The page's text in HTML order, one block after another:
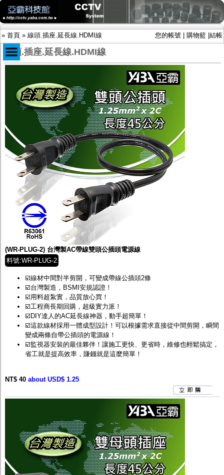
» 首頁 » 線頭.插座.延長線.HDMI線 您的帳號 購物籃 結帳
限時促銷特惠專案
IP網路攝影機及錄放影機
AHD DVR數位錄放影機
AHD半球型(適用屋內)
AHD中小型紅外線攝影機(適用騎樓、室內外)
AHD防護罩型攝影機(適用屋外，紅外線照射
距離遠）
AHD特殊功能型攝影機
旋轉型攝影機.旋轉台
傳統高解析攝影機
鏡頭
投光設備
防護罩及支架
多路攝影機單軸傳輸
監聽器.麥克風
網路設備
視訊轉換設備
雙絞線傳輸器
雜訊改善器
分配放大器
網路線用水晶頭
網路線
懶人線.同軸線.花線
線頭.插座.延長線.HDMI線
集線盒.防水盒.配線盒
變壓器.避雷器
轉接頭
偽裝嚇阻假監視器. 警示防盜貼紙
客訂商品
線頭.插座.延長線.HDMI線
(WR-PLUG-2) 台灣製AC帶線雙頭公插頭電源線
料號:WR-PLUG-2
☑️線材中間對半剪開，可變成帶線公插頭2條
☑️台灣製造，BSMI安規認證！
☑️用料超紮實，品質放心買！
☑️工程商長期回購，超級實力派！
☑️DIY達人的AC延長線神器，動手超簡單！
☑️這款線材採用一體成型設計！可以根據需求直接從中間剪開，瞬間
變成兩條自帶公插頭的電源線！
☑️監視器安裝的最佳夥伴！讓施工更快、更省時，維修也輕鬆搞定，
省工就是提高效率，賺錢就是這麼簡單！
NT$ 40 about USD$ 1.25